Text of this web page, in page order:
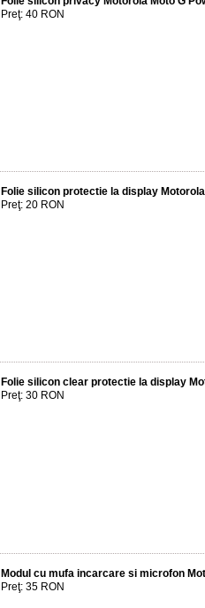
Preţ: 40 RON
Folie silicon protectie la display
Preţ: 20 RON
Folie silicon clear protectie la display
Preţ: 30 RON
Modul cu mufa incarcare si microfon
Preţ: 35 RON